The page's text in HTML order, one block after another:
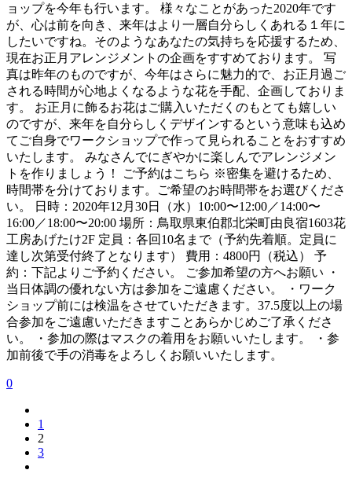
ョップを今年も行います。 様々なことがあった2020年です
が、心は前を向き、来年はより一層自分らしくあれる１年に
したいですね。そのようなあなたの気持ちを応援するため、
現在お正月アレンジメントの企画をすすめております。 写
真は昨年のものですが、今年はさらに魅力的で、お正月過ご
される時間が心地よくなるような花を手配、企画しておりま
す。 お正月に飾るお花はご購入いただくのもとても嬉しい
のですが、来年を自分らしくデザインするという意味も込め
てご自身でワークショップで作って見られることをおすすめ
いたします。 みなさんでにぎやかに楽しんでアレンジメン
トを作りましょう！ ご予約はこちら ※密集を避けるため、
時間帯を分けております。ご希望のお時間帯をお選びくださ
い。 日時：2020年12月30日（水）10:00〜12:00／14:00〜
16:00／18:00〜20:00 場所：鳥取県東伯郡北栄町由良宿1603花
工房あげたけ2F 定員：各回10名まで（予約先着順。定員に
達し次第受付終了となります） 費用：4800円（税込） 予
約：下記よりご予約ください。 ご参加希望の方へお願い ・
当日体調の優れない方は参加をご遠慮ください。 ・ワーク
ショップ前には検温をさせていただきます。37.5度以上の場
合参加をご遠慮いただきますことあらかじめご了承くださ
い。 ・参加の際はマスクの着用をお願いいたします。 ・参
加前後で手の消毒をよろしくお願いいたします。
0
1
2
3